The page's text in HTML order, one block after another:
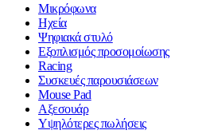
Μικρόφωνα
Ηχεία
Ψηφιακά στυλό
Εξοπλισμός προσομοίωσης
Racing
Συσκευές παρουσιάσεων
Mouse Pad
Αξεσουάρ
Υψηλότερες πωλήσεις